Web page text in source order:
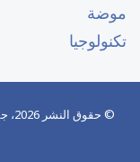
موضة
تكنولوجيا
© حقوق النشر 2026، جميع الحقوق محفوظة |